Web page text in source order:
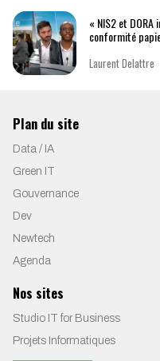
« NIS2 et
conformité
Laurent Delattre
Plan du site
Data / IA
Green IT
Gouvernance
Dev
Newtech
Agenda
Nos sites
Studio IT for Business
Projets Informatiques